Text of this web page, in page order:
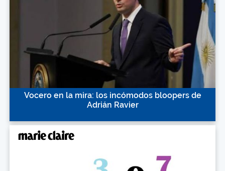
Vocero en la mira: los incómodos bloopers de
Adrián Ravier